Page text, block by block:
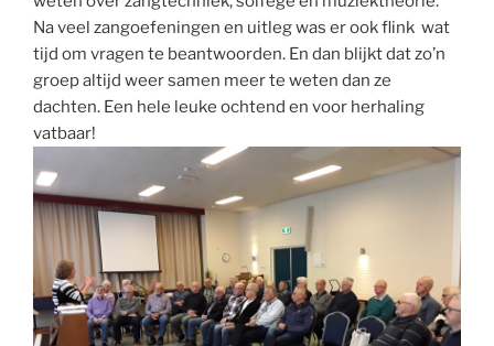
Na veel zangoefeningen en uitleg was er ook flink wat
tijd om vragen te beantwoorden. En dan blijkt dat zo’n
groep altijd weer samen meer te weten dan ze
dachten. Een hele leuke ochtend en voor herhaling
vatbaar!